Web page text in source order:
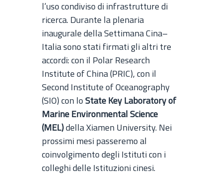
l’uso condiviso di infrastrutture di
ricerca. Durante la plenaria
inaugurale della Settimana Cina–
Italia sono stati firmati gli altri tre
accordi: con il Polar Research
Institute of China (PRIC), con il
Second Institute of Oceanography
(SIO) con loState Key Laboratory of
Marine Environmental Science
(MEL)della Xiamen University. Nei
prossimi mesi passeremo al
coinvolgimento degli Istituti con i
colleghi delle Istituzioni cinesi.